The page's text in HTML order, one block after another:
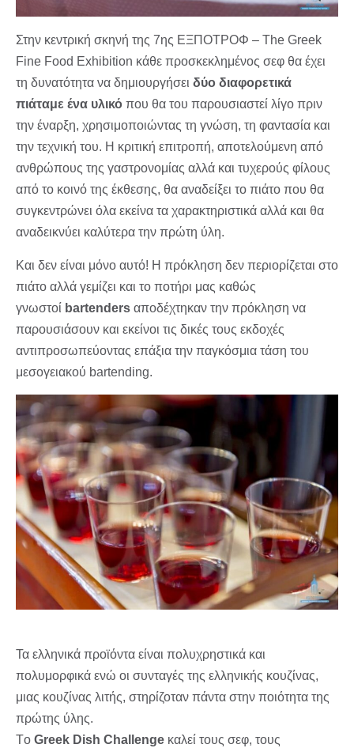
Στην κεντρική σκηνή της 7ης ΕΞΠΟΤΡΟΦ – The Greek
Fine Food Exhibition κάθε προσκεκλημένος σεφ θα έχει
τη δυνατότητα να δημιουργήσει δύο διαφορετικά
πιάταμε ένα υλικό που θα του παρουσιαστεί λίγο πριν
την έναρξη, χρησιμοποιώντας τη γνώση, τη φαντασία και
την τεχνική του. Η κριτική επιτροπή, αποτελούμενη από
ανθρώπους της γαστρονομίας αλλά και τυχερούς φίλους
από το κοινό της έκθεσης, θα αναδείξει το πιάτο που θα
συγκεντρώνει όλα εκείνα τα χαρακτηριστικά αλλά και θα
αναδεικνύει καλύτερα την πρώτη ύλη.
Και δεν είναι μόνο αυτό! Η πρόκληση δεν περιορίζεται στο
πιάτο αλλά γεμίζει και το ποτήρι μας καθώς
γνωστοί bartenders αποδέχτηκαν την πρόκληση να
παρουσιάσουν και εκείνοι τις δικές τους εκδοχές
αντιπροσωπεύοντας επάξια την παγκόσμια τάση του
μεσογειακού bartending.
Τα ελληνικά προϊόντα είναι πολυχρηστικά και
πολυμορφικά ενώ οι συνταγές της ελληνικής κουζίνας,
μιας κουζίνας λιτής, στηρίζοταν πάντα στην ποιότητα της
πρώτης ύλης.
Τo Greek Dish Challenge καλεί τους σεφ, τους